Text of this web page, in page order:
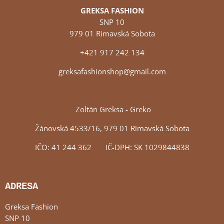
GREKSA FASHION
SNP 10
979 01 Rimavská Sobota
+421 917 242 134
greksafashionshop@gmail.com
Zoltán Greksa - Greko
Žánovská 4533/16, 979 01 Rimavská Sobota
IČO: 41 244 362 IČ-DPH: SK 1029844838
ADRESA
Greksa Fashion
SNP 10